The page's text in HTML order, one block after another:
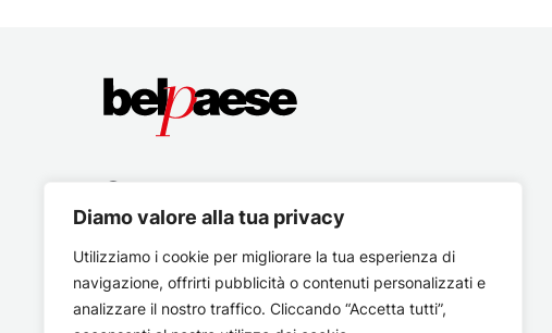
Diamo valore alla tua privacy
Utilizziamo i cookie per migliorare la tua esperienza di
navigazione, offrirti pubblicità o contenuti personalizzati e
analizzare il nostro traffico. Cliccando “Accetta tutti”,